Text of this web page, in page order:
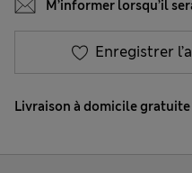
M’informer lorsqu’il
Enregistrer
Livraison à domicile gratuite